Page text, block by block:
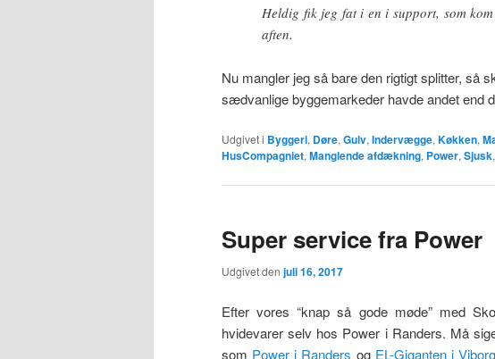
Heldig fik jeg fat i en i support, som
aften.
Nu mangler jeg så bare den rigtigt splitter, så
sædvanlige byggemarkeder havde andet end
Udgivet i Byggeri, Døre, Gulv, Indervægge, Køkken,
HusCompagniet, Manglende afdækning, Power, Sjusk,
Super service fra Power
Udgivet den juli 16, 2017
Efter vores “knap så gode møde” med
hvidevarer selv hos Power i Randers. Må
som Power i Randers og EL-Giganten i Viborg